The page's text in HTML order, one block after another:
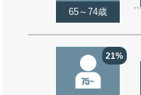
65～74歳
21%